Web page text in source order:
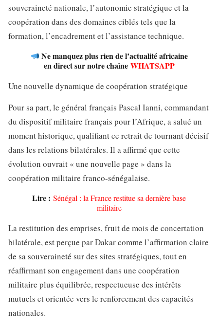
souveraineté nationale, l’autonomie stratégique et la
coopération dans des domaines ciblés tels que la
formation, l’encadrement et l’assistance technique.
Ne manquez plus rien de l’actualité africaine
en direct sur notre chaîne WHATSAPP
Une nouvelle dynamique de coopération stratégique
Pour sa part, le général français Pascal Ianni, commandant
du dispositif militaire français pour l’Afrique, a salué un
moment historique, qualifiant ce retrait de tournant décisif
dans les relations bilatérales. Il a affirmé que cette
évolution ouvrait « une nouvelle page » dans la
coopération militaire franco-sénégalaise.
Lire : Sénégal : la France restitue sa dernière base
militaire
La restitution des emprises, fruit de mois de concertation
bilatérale, est perçue par Dakar comme l’affirmation claire
de sa souveraineté sur des sites stratégiques, tout en
réaffirmant son engagement dans une coopération
militaire plus équilibrée, respectueuse des intérêts
mutuels et orientée vers le renforcement des capacités
nationales.